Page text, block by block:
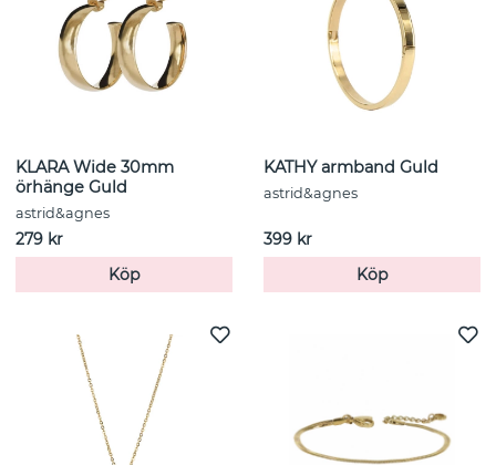
KLARA Wide 30mm
örhänge Guld
astrid&agnes
279 kr
Köp
KATHY armband Guld
astrid&agnes
399 kr
Köp